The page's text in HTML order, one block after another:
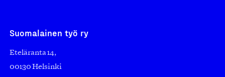
Suomalainen työ ry
Eteläranta 14,
00130 Helsinki